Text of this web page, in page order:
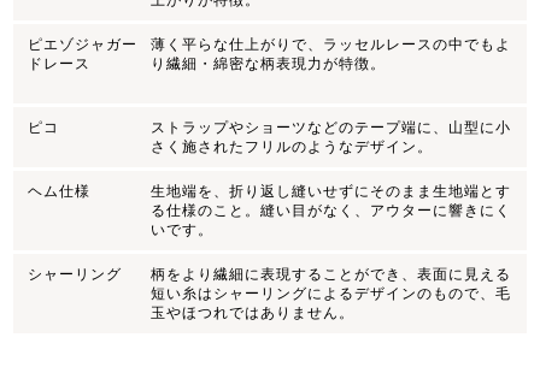
ピエゾジャガー
ドレース
薄く平らな仕上がりで、ラッセルレースの中でもよ
り繊細・綿密な柄表現力が特徴。
ピコ
ストラップやショーツなどのテープ端に、山型に小
さく施されたフリルのようなデザイン。
ヘム仕様
生地端を、折り返し縫いせずにそのまま生地端とす
る仕様のこと。縫い目がなく、アウターに響きにく
いです。
シャーリング
柄をより繊細に表現することができ、表面に見える
短い糸はシャーリングによるデザインのもので、毛
玉やほつれではありません。